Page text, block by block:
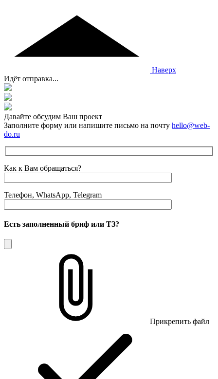
Наверх
Идёт отправка...
Давайте обсудим Ваш проект
Заполните форму или напишите письмо на почту hello@web-
do.ru
Как к Вам обращаться?
Телефон, WhatsApp, Telegram
Есть заполненный бриф или ТЗ?
Прикрепить файл